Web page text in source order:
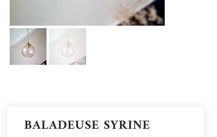
BALADEUSE SYRINE